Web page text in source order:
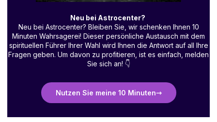
Neu bei Astrocenter?
Neu bei Astrocenter? Bleiben Sie, wir schenken Ihnen 10
Minuten Wahrsagerei! Dieser persönliche Austausch mit dem
spirituellen Führer Ihrer Wahl wird Ihnen die Antwort auf all Ihre
Fragen geben. Um davon zu profitieren, ist es einfach, melden
Sie sich an! 👇
Nutzen Sie meine 10 Minuten